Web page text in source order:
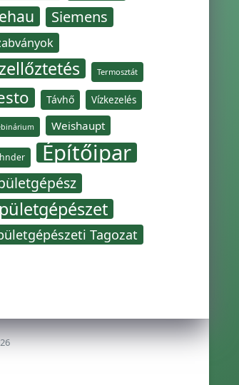
Siemens
Termosztát
Távhő Vízkezelés
Weishaupt
Építőipar
Tagozat